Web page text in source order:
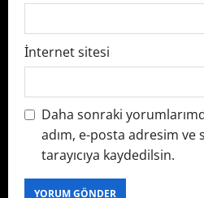
İnternet sitesi
Daha sonraki
adım, e-posta adresim ve
tarayıcıya kaydedilsin.